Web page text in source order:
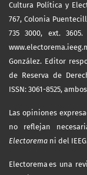
Cultura Política y
767, Colonia
735 3000, ext.
González. Editor
de Reserva de
ISSN: 3061-8525,
Las opiniones
no reflejan
Electorema ni del
Electorema es una